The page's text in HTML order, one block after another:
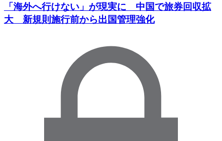
「海外へ行けない」が現実に 中国で旅券回収拡
大 新規則施行前から出国管理強化